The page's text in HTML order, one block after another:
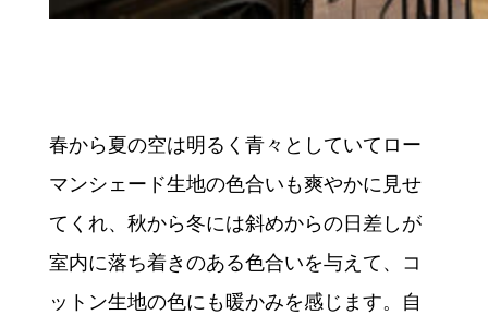
春から夏の空は明るく青々としていてロー
マンシェード生地の色合いも爽やかに見せ
てくれ、秋から冬には斜めからの日差しが
室内に落ち着きのある色合いを与えて、コ
ットン生地の色にも暖かみを感じます。自